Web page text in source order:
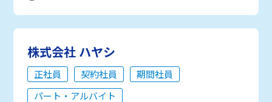
株式会社 ハヤシ
正社員 契約社員
期間社員
パート・アルバイト